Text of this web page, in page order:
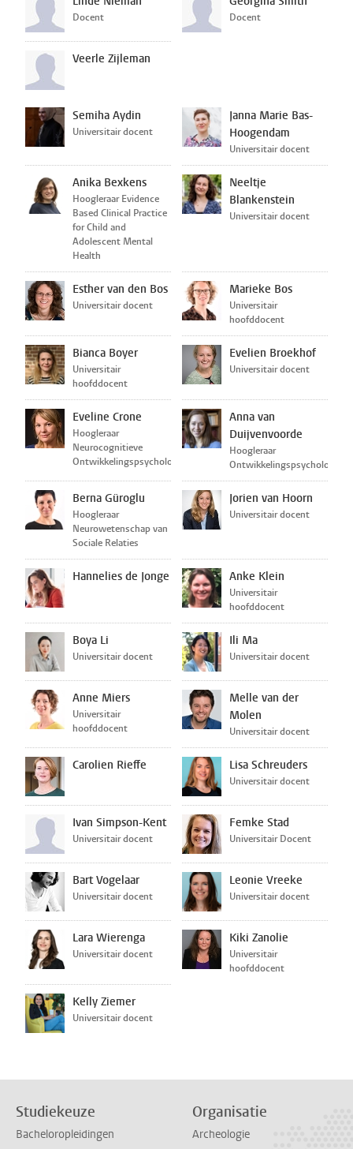
Docent Docent
Veerle Zijleman
Semiha Aydin
Universitair docent
Janna Marie Bas-
Hoogendam
Universitair docent
Anika Bexkens
Hoogleraar Evidence
Based Clinical Practice
for Child and
Adolescent Mental
Health
Neeltje
Blankenstein
Universitair docent
Esther van den Bos
Universitair docent
Marieke Bos
Universitair
hoofddocent
Bianca Boyer
Universitair
hoofddocent
Evelien Broekhof
Universitair docent
Eveline Crone
Hoogleraar
Neurocognitieve
Ontwikkelingspsychologie
Anna van
Duijvenvoorde
Hoogleraar
Ontwikkelingspsychologie
Berna Güroglu
Hoogleraar
Neurowetenschap van
Sociale Relaties
Jorien van Hoorn
Universitair docent
Hannelies de Jonge Anke Klein
Universitair
hoofddocent
Boya Li
Universitair docent
Ili Ma
Universitair docent
Anne Miers
Universitair
hoofddocent
Melle van der
Molen
Universitair docent
Carolien Rieffe Lisa Schreuders
Universitair docent
Ivan Simpson-Kent
Universitair docent
Femke Stad
Universitair Docent
Bart Vogelaar
Universitair docent
Leonie Vreeke
Universitair docent
Lara Wierenga
Universitair docent
Kiki Zanolie
Universitair
hoofddocent
Kelly Ziemer
Universitair docent
Studiekeuze
Bacheloropleidingen
Organisatie
Archeologie